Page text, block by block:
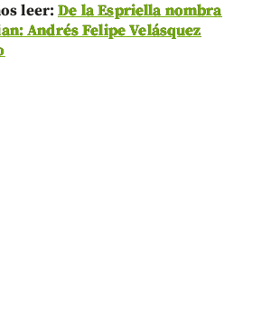
leer:De la Espriella nombra
Andrés Felipe Velásquez